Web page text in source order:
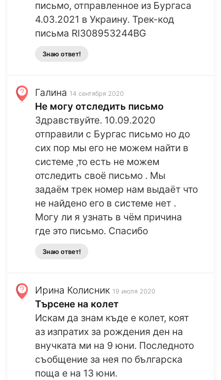
письмо, отправленное из Бургаса
4.03.2021 в Украину. Трек-код
письма RI308953244BG
Знаю ответ!
Галина 14 сентября 2020
Не могу отследить письмо
Здравствуйте. 10.09.2020
отправили с Бургас письмо но до
сих пор мы его не можем найти в
системе ,то есть не можем
отследить своё письмо . Мы
задаём трек номер нам выдаёт что
не найдено его в системе нет .
Могу ли я узнать в чём причина
где это письмо. Спасибо
Знаю ответ!
Ирина Колисник 19 июля 2020
Търсене на колет
Искам да знам къде е колет, коят
аз изпратих за рождения ден на
внучката ми на 9 юни. Последното
съобщение за нея по българска
поща е на 13 юни.